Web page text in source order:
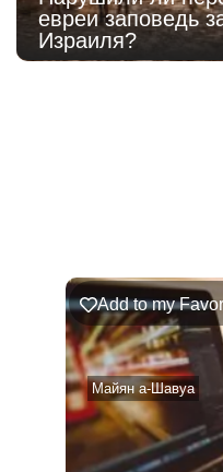
евреи заповедь
Израиля?
Ръэ
02.08.2026
08.08.2026
Майян а-Шавуа
Add to my